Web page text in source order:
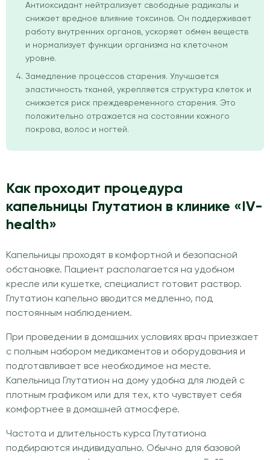
Антиоксидант нейтрализует свободные радикалы и
снижает вредное влияние токсинов. Он поддерживает
работу внутренних органов, ускоряет обмен веществ
и нормализует функции организма на клеточном
уровне.
Замедление процессов старения. Улучшается
эластичность тканей, укрепляется структура клеток и
снижается риск преждевременного старения. Это
положительно отражается на состоянии кожного
покрова, волос и ногтей.
Как проходит процедура
капельницы Глутатион в клинике «IV-
health»
Капельницы проходят в комфортной и безопасной
обстановке. Пациент располагается на удобном
кресле или кушетке, специалист готовит раствор.
Глутатион капельно вводится медленно, под
постоянным наблюдением.
При проведении в домашних условиях врач приезжает
с полным набором медикаментов и оборудования и
подготавливает все необходимое на месте.
Капельница Глутатион на дому удобна для людей с
плотным графиком или для тех, кто чувствует себя
комфортнее в домашней атмосфере.
Частота и длительность курса Глутатиона
подбираются индивидуально. Обычно для базовой